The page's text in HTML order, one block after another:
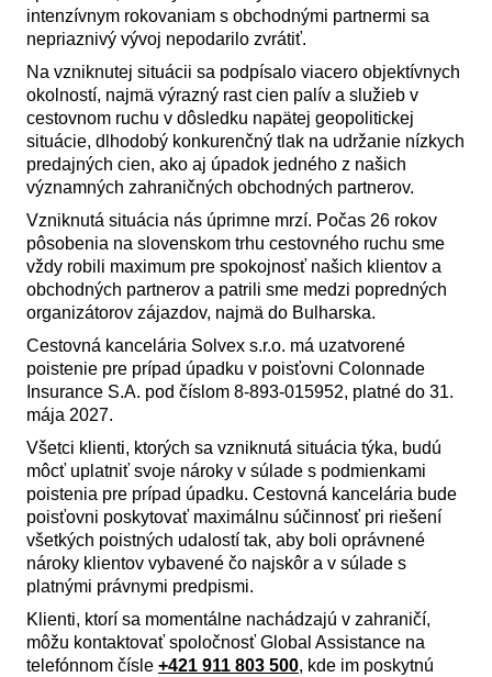
intenzívnym rokovaniam s obchodnými partnermi sa
nepriaznivý vývoj nepodarilo zvrátiť.
Na vzniknutej situácii sa podpísalo viacero objektívnych
okolností, najmä výrazný rast cien palív a služieb v
cestovnom ruchu v dôsledku napätej geopolitickej
situácie, dlhodobý konkurenčný tlak na udržanie nízkych
predajných cien, ako aj úpadok jedného z našich
významných zahraničných obchodných partnerov.
Vzniknutá situácia nás úprimne mrzí. Počas 26 rokov
pôsobenia na slovenskom trhu cestovného ruchu sme
vždy robili maximum pre spokojnosť našich klientov a
obchodných partnerov a patrili sme medzi popredných
organizátorov zájazdov, najmä do Bulharska.
Cestovná kancelária Solvex s.r.o. má uzatvorené
poistenie pre prípad úpadku v poisťovni Colonnade
Insurance S.A. pod číslom 8-893-015952, platné do 31.
mája 2027.
Všetci klienti, ktorých sa vzniknutá situácia týka, budú
môcť uplatniť svoje nároky v súlade s podmienkami
poistenia pre prípad úpadku. Cestovná kancelária bude
poisťovni poskytovať maximálnu súčinnosť pri riešení
všetkých poistných udalostí tak, aby boli oprávnené
nároky klientov vybavené čo najskôr a v súlade s
platnými právnymi predpismi.
Klienti, ktorí sa momentálne nachádzajú v zahraničí,
môžu kontaktovať spoločnosť Global Assistance na
telefónnom čísle +421 911 803 500, kde im poskytnú